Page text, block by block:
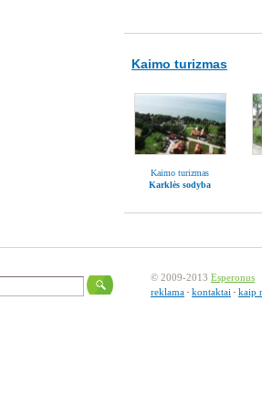
Kaimo turizmas
Kaimo turizmas
Karklės sodyba
© 2009-2013 Esperonus
reklama
kontaktai kaip